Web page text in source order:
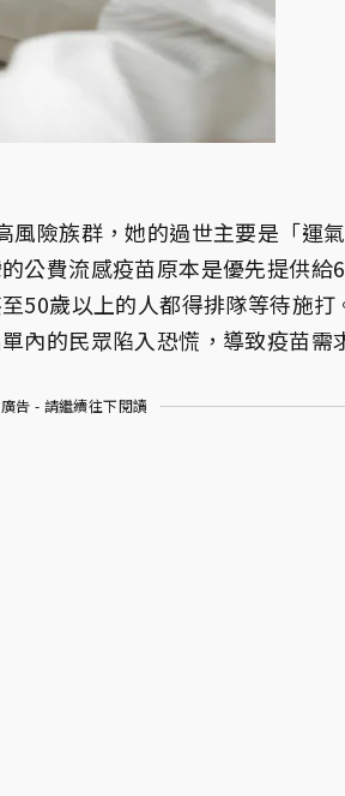
風險族群，她的過世主要是「運
公費流感疫苗原本是優先提供給
50歲以上的人都得排隊等待施打
內的民眾陷入恐慌，導致疫苗需
廣告 - 請繼續往下閱讀